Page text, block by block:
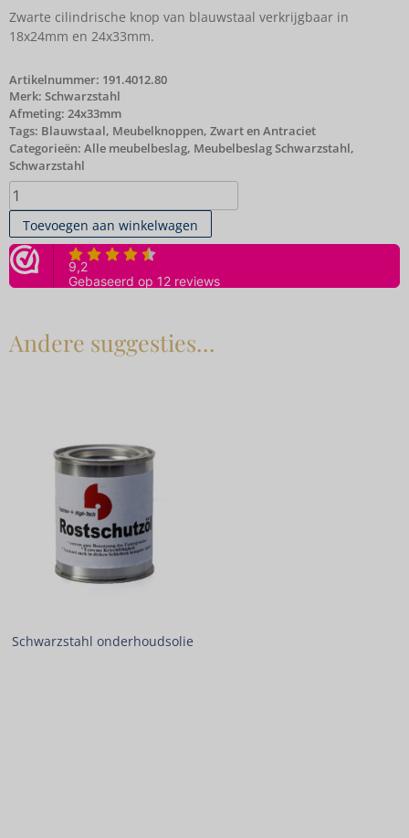
Zwarte cilindrische knop van blauwstaal verkrijgbaar in
18x24mm en 24x33mm.
Artikelnummer: 191.4012.80
Merk: Schwarzstahl
Afmeting: 24x33mm
Tags: Blauwstaal, Meubelknoppen, Zwart en Antraciet
Categorieën: Alle meubelbeslag, Meubelbeslag Schwarzstahl,
Schwarzstahl
Toevoegen aan winkelwagen
Andere suggesties…
Schwarzstahl onderhoudsolie